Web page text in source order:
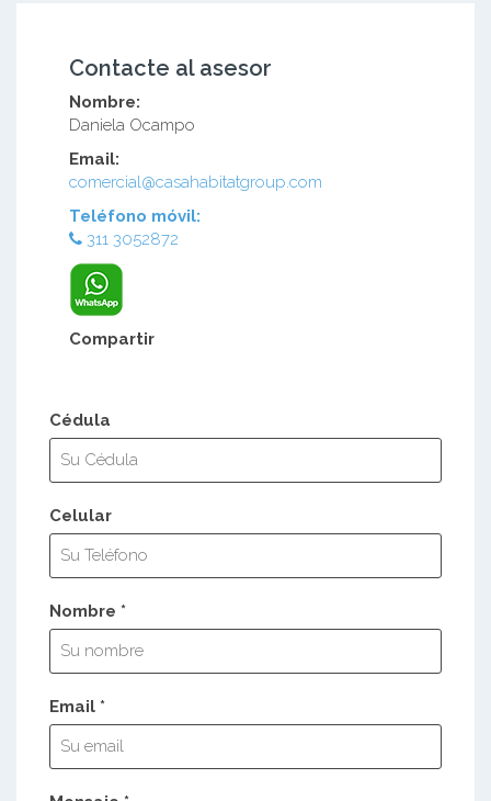
Contacte al asesor
Nombre:
Daniela Ocampo
Email:
comercial@casahabitatgroup.com
Teléfono móvil:
311 3052872
Compartir
Cédula
Celular
Nombre *
Email *